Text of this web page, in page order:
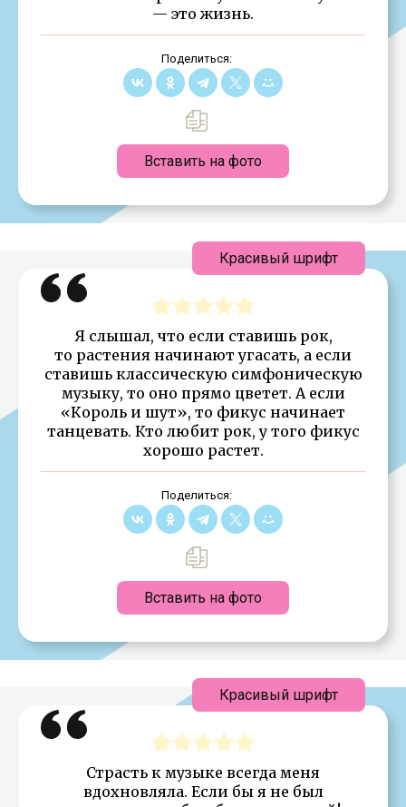
— это жизнь.
Поделиться:
Вставить на фото
Я слышал, что если ставишь рок,
то растения начинают угасать, а если
ставишь классическую симфоническую
музыку, то оно прямо цветет. А если
«Король и шут», то фикус начинает
танцевать. Кто любит рок, у того фикус
хорошо растет.
Поделиться:
Вставить на фото
Красивый шрифт
Страсть к музыке всегда меня
вдохновляла. Если бы я не был
Красивый шрифт